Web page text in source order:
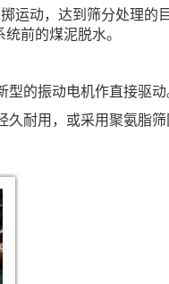
运动，达到筛分处理的
前的煤泥脱水。
的振动电机作直接驱动
耐用，或采用聚氨脂筛